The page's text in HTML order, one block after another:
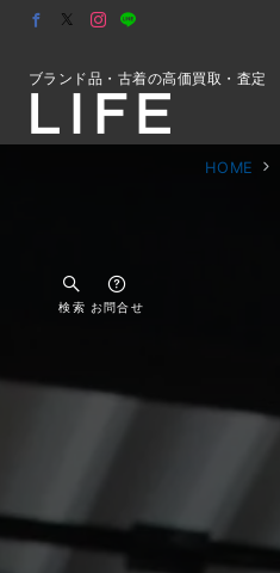
ブランド品・古着の高価買取・査定
検索 お問合せ
HOME